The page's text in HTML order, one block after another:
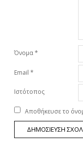
Όνομα*
Email *
Ιστότοπος
Αποθήκευσε το